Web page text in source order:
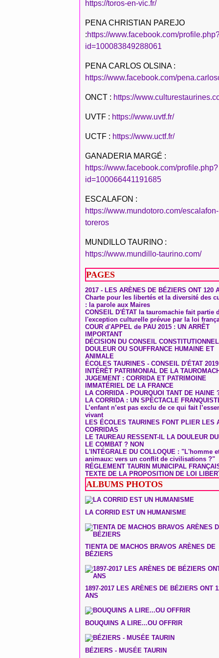
https://toros-en-vic.fr/
PENA CHRISTIAN PAREJO
:https://www.facebook.com/
id=100083849288061
PENA CARLOS OLSINA :
https://www.facebook.com/
ONCT : https://
UVTF : https://www.uvtf.fr/
UCTF : https://www.uctf.fr/
GANADERIA MARGÉ :
https://www.facebook.com/profile.php?
id=100066441191685
ESCALAFON :
https://www.mundotoro.com/escalafon-
toreros
MUNDILLO TAURINO :
https://www.mundillo-taurino.com/
PAGES
2017 - LES ARÈNES DE BÉZIERS ONT 120
Charte pour les libertés et la diversité des
: la parole aux Maires
CONSEIL D'ÉTAT la tauromachie fait partie
l'exception culturelle prévue par la loi
COUR d'APPEL de PAU 2015 : UN ARRÊT
IMPORTANT
DÉCISION DU CONSEIL CONSTITUTIONNEL
DOULEUR OU SOUFFRANCE HUMAINE ET
ANIMALE
ÉCOLES TAURINES - CONSEIL D'ÉTAT 2019
INTÉRÊT PATRIMONIAL DE LA
JUGEMENT : CORRIDA ET PATRIMOINE
IMMATÉRIEL DE LA FRANCE
LA CORRIDA - POURQUOI TANT DE HAINE
LA CORRIDA : UN SPECTACLE
L’enfant n’est pas exclu de ce qui fait
vivant
LES ÉCOLES TAURINES FONT PLIER LES
CORRIDAS
LE TAUREAU RESSENT-IL LA DOULEUR
LE COMBAT ? NON
L'INTÉGRALE DU COLLOQUE : "L'homme
animaux: vers un conflit de civilisations ?"
RÉGLEMENT TAURIN MUNICIPAL
TEXTE DE LA PROPOSITION DE LOI
ALBUMS PHOTOS
LA CORRID EST UN HUMANISME
TIENTA DE MACHOS BRAVOS ARÈNES DE
BÉZIERS
1897-2017 LES ARÈNES DE BÉZIERS ONT
ANS
BOUQUINS A LIRE...OU OFFRIR
BÉZIERS - MUSÉE TAURIN